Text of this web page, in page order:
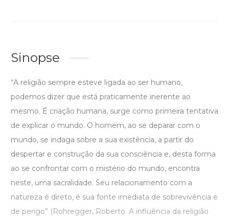
Sinopse
“A religião sempre esteve ligada ao ser humano,
podemos dizer que está praticamente inerente ao
mesmo. É criação humana, surge como primeira tentativa
de explicar o mundo. O homem, ao se deparar com o
mundo, se indaga sobre a sua existência, a partir do
despertar e construção da sua consciência e, desta forma
ao se confrontar com o mistério do mundo, encontra
neste, uma sacralidade. Seu relacionamento com a
natureza é direto, é sua fonte imediata de sobrevivência e
de perigo” (Rohregger, Roberto. A influência da religião